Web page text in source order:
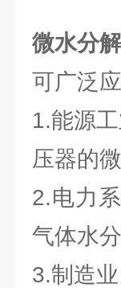
微水分
可广泛
1.能源
压器的
2.电力
气体水
3.制造